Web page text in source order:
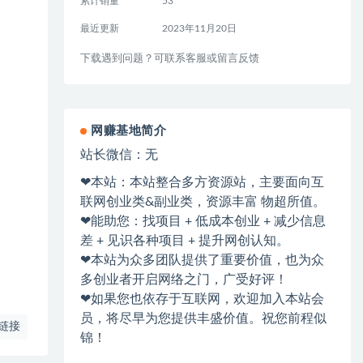
接
最近更新 2023年11月20日
下载遇到问题？可联系客服或留言反馈
网赚基地简介
站长微信：无
❤本站：本站整合多方资源站，主要面向互
联网创业类&副业类，资源丰富 物超所值。
❤能助您：找项目 + 低成本创业 + 减少信息
差 + 见识各种项目 + 提升网创认知。
❤本站为众多团队提供了重要价值，也为众
多创业者开启网络之门，广受好评！
❤如果您也依存于互联网，欢迎加入本站会
员，将尽早为您提供丰盛价值。祝您前程似
锦！